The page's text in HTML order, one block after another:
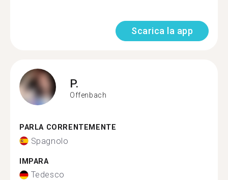
Scarica la app
P.
Offenbach
PARLA CORRENTEMENTE
Spagnolo
IMPARA
Tedesco